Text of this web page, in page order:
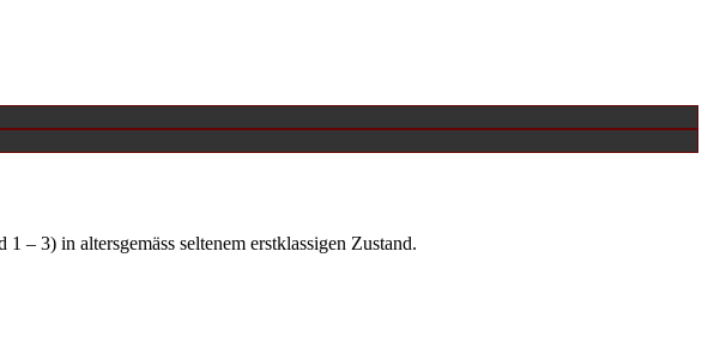
– 3) in altersgemäss seltenem erstklassigen Zustand.